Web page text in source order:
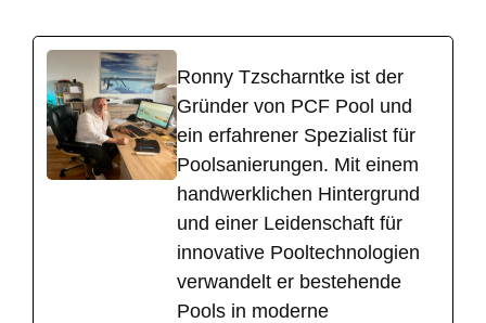
Ronny Tzscharntke ist der
Gründer von PCF Pool und
ein erfahrener Spezialist für
Poolsanierungen. Mit einem
handwerklichen Hintergrund
und einer Leidenschaft für
innovative Pooltechnologien
verwandelt er bestehende
Pools in moderne